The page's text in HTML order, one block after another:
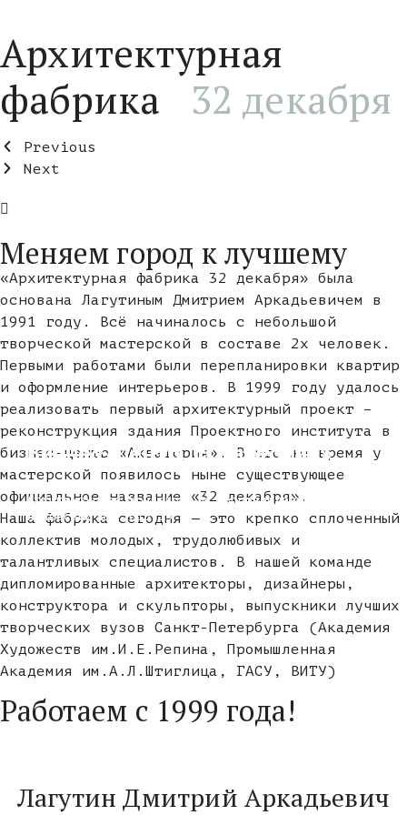
содержимому
Архитектурная
фабрика ⁣⁣⁣⁣⁣⁣⁣⁣⁣⁣⁣ ⁣⁣
32 декабря⁣⁣
Бизнес центр «Греческий»
Архитектурная концепция и сопровождение
Лиговский пр., 13-15
Белоостровская 6
Архитектурная концепция и сопровождение
Бизнес-центр «Сенатор»
Архитектурная концепция и сопровождение 17-я
линия ВО, 22-26
Previous
Next
Меняем город к лучшему
«Архитектурная фабрика 32 декабря» была
основана Лагутиным Дмитрием Аркадьевичем в
1991 году. Всё начиналось с небольшой
творческой мастерской в составе 2х человек.
Первыми работами были перепланировки квартир
и оформление интерьеров. В 1999 году удалось
реализовать первый архитектурный проект –
реконструкция здания Проектного института в
бизнес-центр «Акватория». В это же время у
мастерской появилось ныне существующее
официальное название «32 декабря».
Наша фабрика сегодня — это крепко сплоченный
коллектив молодых, трудолюбивых и
талантливых специалистов. В нашей команде
дипломированные архитекторы, дизайнеры,
конструктора и скульпторы, выпускники лучших
творческих вузов Санкт-Петербурга (Академия
Художеств им.И.Е.Репина, Промышленная
Академия им.А.Л.Штиглица, ГАСУ, ВИТУ)
Работаем с 1999 года!
Лагутин Дмитрий Аркадьевич